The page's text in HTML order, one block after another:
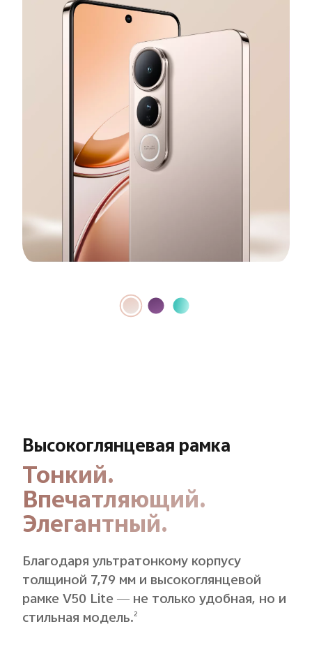
Высокоглянцевая рамка
Тонкий.
Впечатляющий.
Элегантный.
Благодаря ультратонкому корпусу
толщиной 7,79 мм и высокоглянцевой
рамке V50 Lite — не только удобная, но и
стильная модель. 2